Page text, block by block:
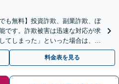
も無料】投資詐欺、副業詐欺、ぼ
です。詐欺被害は迅速な対応が求
てしまった」といった場合は、お
ール・WEB相談可】
料金表を見る